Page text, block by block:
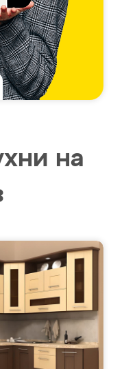
на